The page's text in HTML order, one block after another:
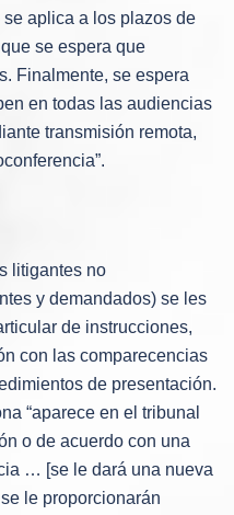
aplica a los plazos de
se espera que
Finalmente, se espera
en todas las audiencias
transmisión remota,
litigantes no
y demandados) se les
de instrucciones,
con las comparecencias
de presentación.
“aparece en el tribunal
o de acuerdo con una
… [se le dará una nueva
le proporcionarán